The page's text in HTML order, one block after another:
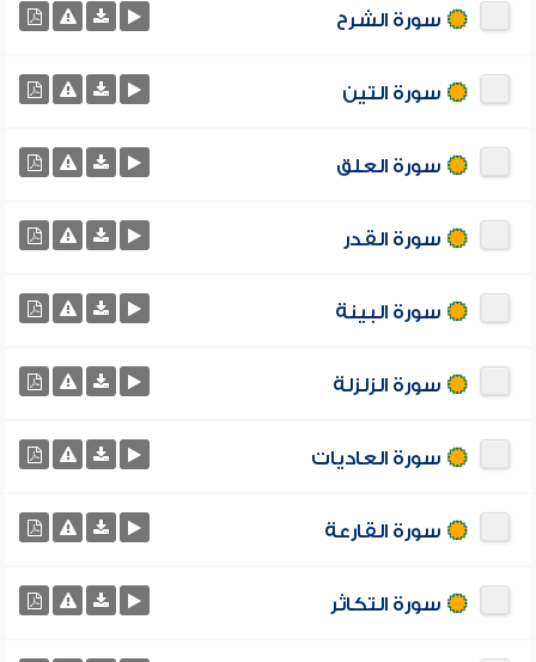
سورة الشرح
سورة التين
سورة العلق
سورة القدر
سورة البينة
سورة الزلزلة
سورة العاديات
سورة القارعة
سورة التكاثر